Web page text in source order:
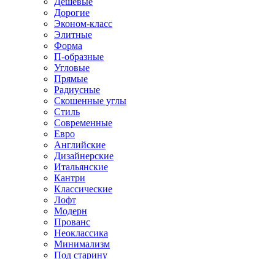
Дорогие
Эконом-класс
Элитные
Форма
П-образные
Угловые
Прямые
Радиусные
Скошенные углы
Стиль
Современные
Евро
Английские
Дизайнерские
Итальянские
Кантри
Классические
Лофт
Модерн
Прованс
Неоклассика
Минимализм
Под старину